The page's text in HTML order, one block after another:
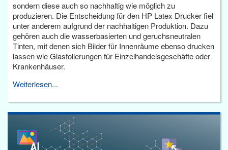
sondern diese auch so nachhaltig wie möglich zu
produzieren. Die Entscheidung für den HP Latex Drucker fiel
unter anderem aufgrund der nachhaltigen Produktion. Dazu
gehören auch die wasserbasierten und geruchsneutralen
Tinten, mit denen sich Bilder für Innenräume ebenso drucken
lassen wie Glasfolierungen für Einzelhandelsgeschäfte oder
Krankenhäuser.
Weiterlesen...